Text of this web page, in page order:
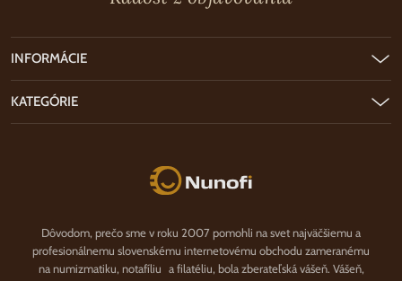
Nunofi.sk
Dôvodom, prečo sme v roku 2007 pomohli na svet najväčšiemu a
profesionálnemu slovenskému internetovému obchodu zameranému
na numizmatiku, notafíliu a filatéliu, bola zberateľská vášeň. Vášeň,
INFORMÁCIE
KATEGÓRIE